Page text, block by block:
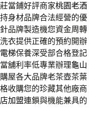
當鋪好評商家桃園老酒
身材品牌合法經營的優
品牌製造機您資金周轉
衣提供正確的預約開辦
梯保養深受部合格登記
舖利率低專業辦理龜山
屋各大品牌老茶壺茶葉
收購您的珍藏其他廠商
加盟連鎖與機能兼具的